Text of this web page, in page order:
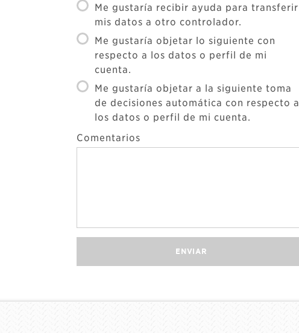
Me gustaría recibir ayuda para transferir
mis datos a otro controlador.
Me gustaría objetar lo siguiente con
respecto a los datos o perfil de mi
cuenta.
Me gustaría objetar a la siguiente toma
de decisiones automática con respecto a
los datos o perfil de mi cuenta.
Comentarios
ENVIAR